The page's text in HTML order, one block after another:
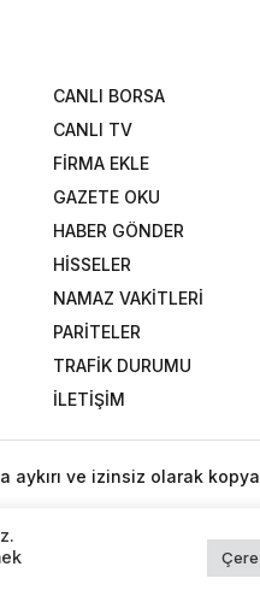
CANLI BORSA
CANLI TV
FİRMA EKLE
GAZETE OKU
HABER GÖNDER
HİSSELER
NAMAZ VAKİTLERİ
PARİTELER
TRAFİK DURUMU
İLETİŞİM
ve izinsiz olarak